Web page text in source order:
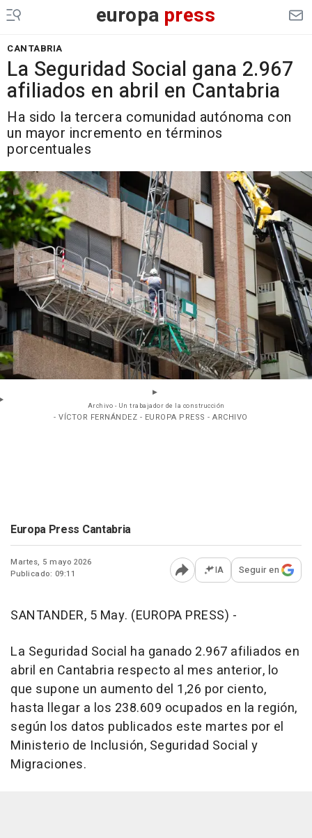
europa press
CANTABRIA
La Seguridad Social gana 2.967
afiliados en abril en Cantabria
Ha sido la tercera comunidad autónoma con
un mayor incremento en términos
porcentuales
Archivo - Un trabajador de la construcción
- VÍCTOR FERNÁNDEZ - EUROPA PRESS - ARCHIVO
Europa Press Cantabria
Martes, 5 mayo 2026
Publicado: 09:11
Abrir opciones para
IA Seguir en
SANTANDER, 5 May. (EUROPA PRESS) -
La Seguridad Social ha ganado 2.967 afiliados en
abril en Cantabria respecto al mes anterior, lo
que supone un aumento del 1,26 por ciento,
hasta llegar a los 238.609 ocupados en la región,
según los datos publicados este martes por el
Ministerio de Inclusión, Seguridad Social y
Migraciones.